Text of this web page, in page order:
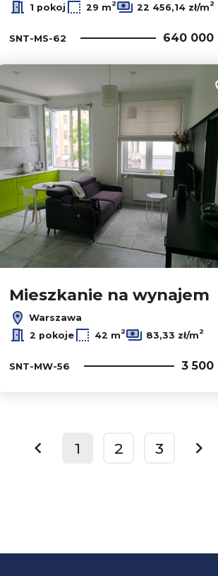
1 pokoj 29 m2 22 456,14 zł/m2
SNT-MS-62 640 000
Mieszkanie na wynajem
Warszawa
2 pokoje 42 m2 83,33 zł/m2
SNT-MW-56 3 500
prev
1 2 3